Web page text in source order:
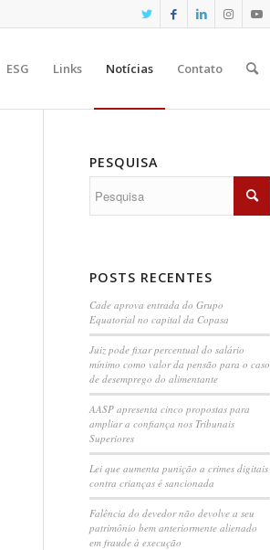
ESG Links Notícias Contato
PESQUISA
POSTS RECENTES
Cade aprova entrada do Grupo
Equatorial no capital da Copasa
Juiz pode fixar percentual do salário
mínimo como valor da pensão para o caso
de desemprego do alimentante
AASP apresenta cinco propostas para
ampliar a confiança nos Tribunais
Superiores
Lei que aumenta punição a crimes digitais
contra crianças é sancionada
Falência do devedor não devolve a seu
patrimônio bem anteriormente alienado
em fraude à execução